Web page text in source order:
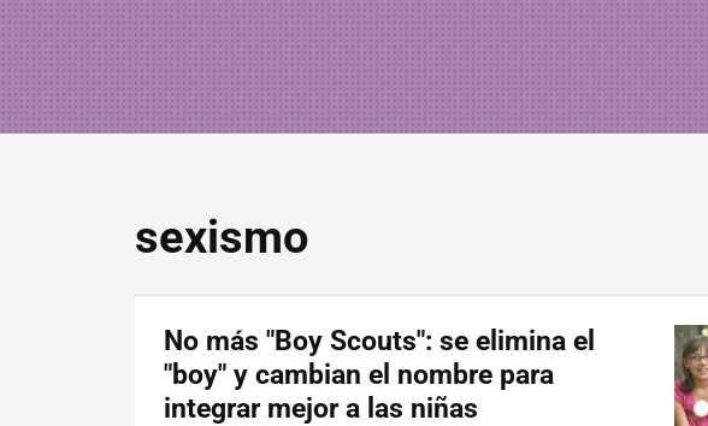
sexismo
No más "Boy Scouts": se elimina el
"boy" y cambian el nombre para
integrar mejor a las niñas